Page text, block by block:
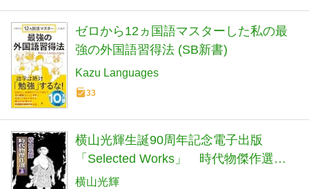
ゼロから12ヵ国語マスターした私の最
強の外国語習得法 (SB新書)
Kazu Languages
33
横山光輝生誕90周年記念電子出版
「Selected Works」 時代物傑作選
（2）
横山光輝